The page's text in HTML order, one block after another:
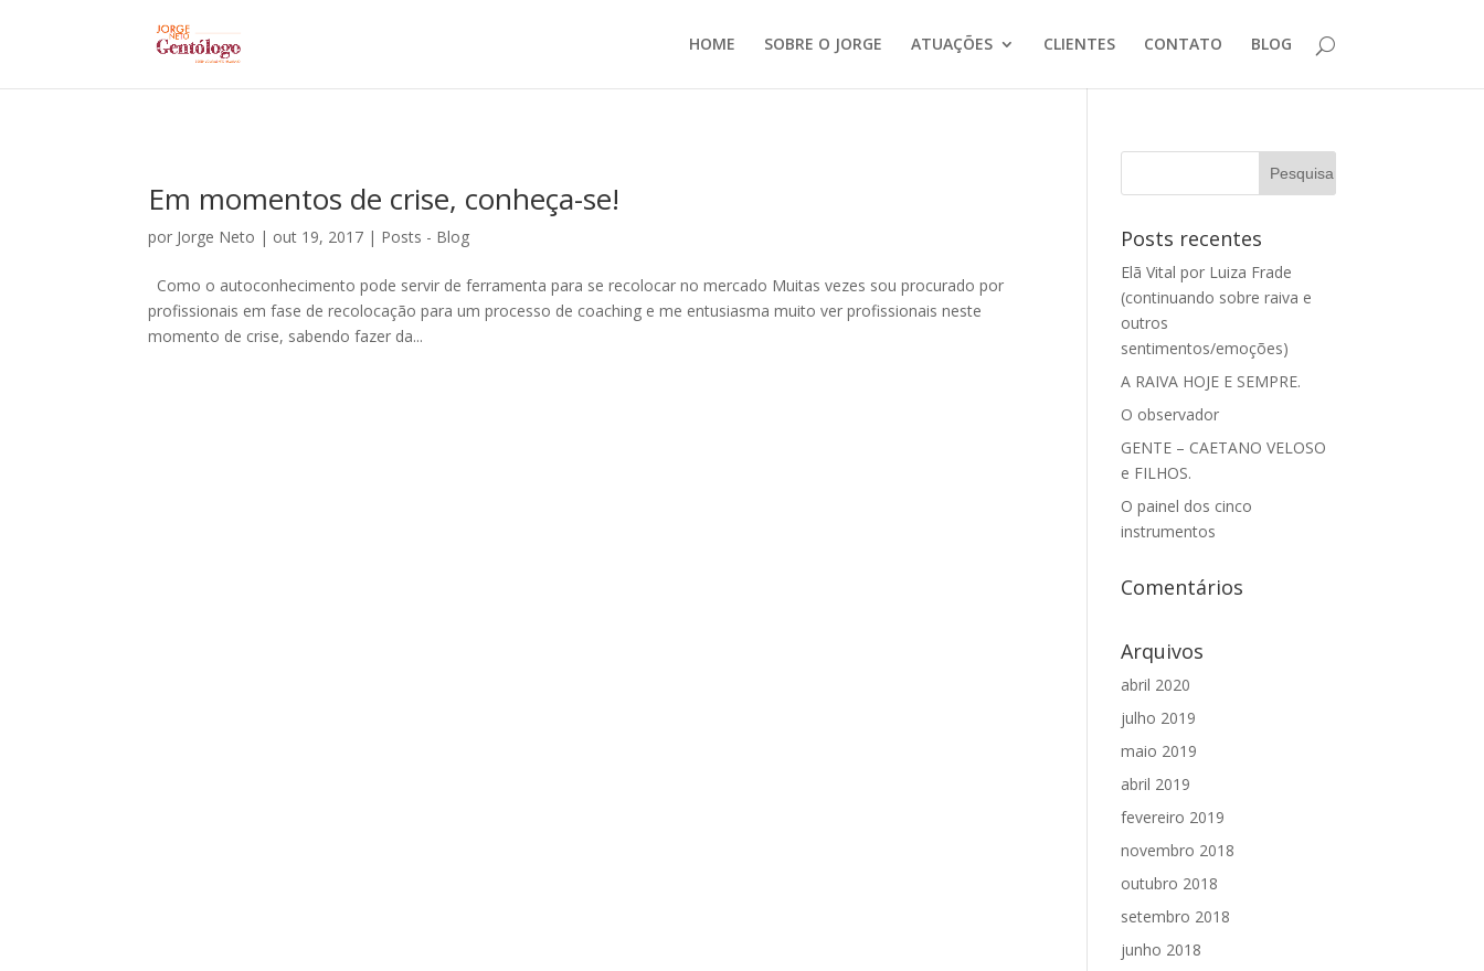
HOME SOBRE O JORGE ATUAÇÕES CLIENTES CONTATO BLOG
Em momentos de crise, conheça-se!
por Jorge Neto | out 19, 2017 | Posts - Blog
Como o autoconhecimento pode servir de ferramenta para se recolocar no mercado Muitas vezes sou procurado por
profissionais em fase de recolocação para um processo de coaching e me entusiasma muito ver profissionais neste
momento de crise, sabendo fazer da...
Posts recentes
Elã Vital por Luiza Frade
(continuando sobre raiva e
outros
sentimentos/emoções)
A RAIVA HOJE E SEMPRE.
O observador
GENTE – CAETANO VELOSO
e FILHOS.
O painel dos cinco
instrumentos
Comentários
Arquivos
abril 2020
julho 2019
maio 2019
abril 2019
fevereiro 2019
novembro 2018
outubro 2018
setembro 2018
junho 2018